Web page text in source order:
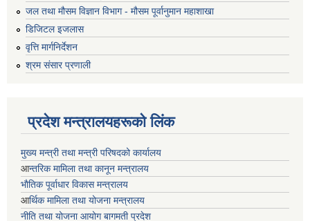
जल तथा मौसम विज्ञान विभाग - मौसम पूर्वानुमान महाशाखा
डिजिटल इजलास
वृत्ति मार्गनिर्देशन
श्रम संसार प्रणाली
प्रदेश मन्त्रालयहरूको लिंक
मुख्य मन्त्री तथा मन्त्री परिषदको कार्यालय
आन्तरिक मामिला तथा कानून मन्त्रालय
भाैतिक पूर्वाधार विकास मन्त्रालय
आर्थिक मामिला तथा योजना मन्त्रालय
नीति तथा योजना आयोग बागमती प्रदेश